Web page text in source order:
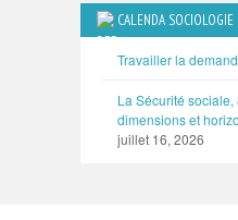
CALENDA SOCIOLOGIE
Travailler la
La Sécurité
dimensions et
juillet 16, 2026